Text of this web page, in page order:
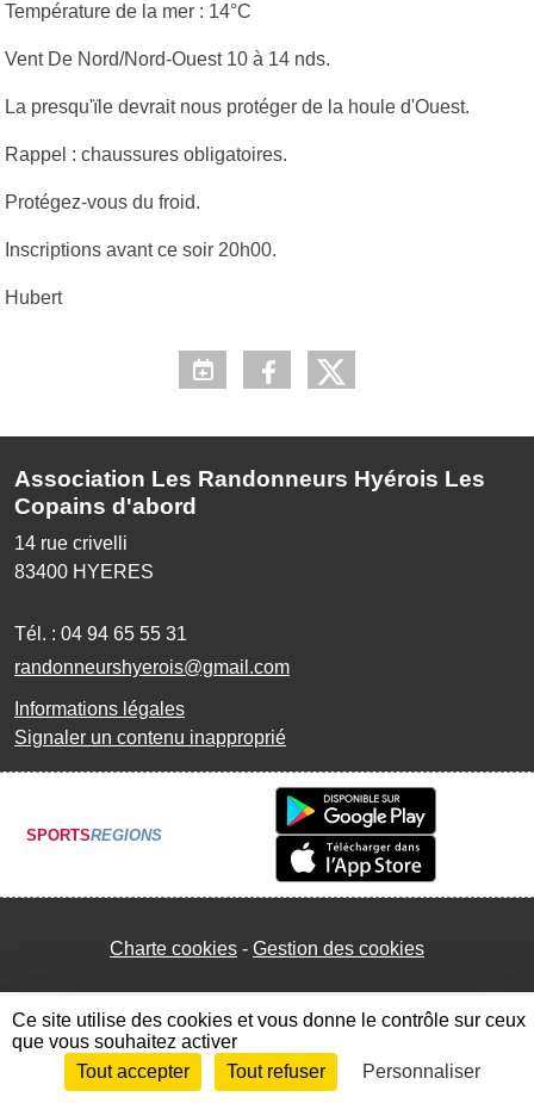
Température de la mer : 14°C
Vent De Nord/Nord-Ouest 10 à 14 nds.
La presqu'ïle devrait nous protéger de la houle d'Ouest.
Rappel : chaussures obligatoires.
Protégez-vous du froid.
Inscriptions avant ce soir 20h00.
Hubert
Association Les Randonneurs Hyérois Les
Copains d'abord
14 rue crivelli
83400 HYERES
Tél. : 04 94 65 55 31
randonneurshyerois@gmail.com
Informations légales
Signaler un contenu inapproprié
SPORTSREGIONS
Charte cookies Gestion des cookies
Envie de participer ? Connexion
Ce site utilise des cookies et vous donne le contrôle sur ceux
que vous souhaitez activer
Tout accepter
Tout refuser Personnaliser